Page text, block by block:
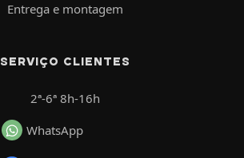
Entrega e montagem
SERVIÇO CLIENTES
2ª-6ª 8h-16h
WhatsApp